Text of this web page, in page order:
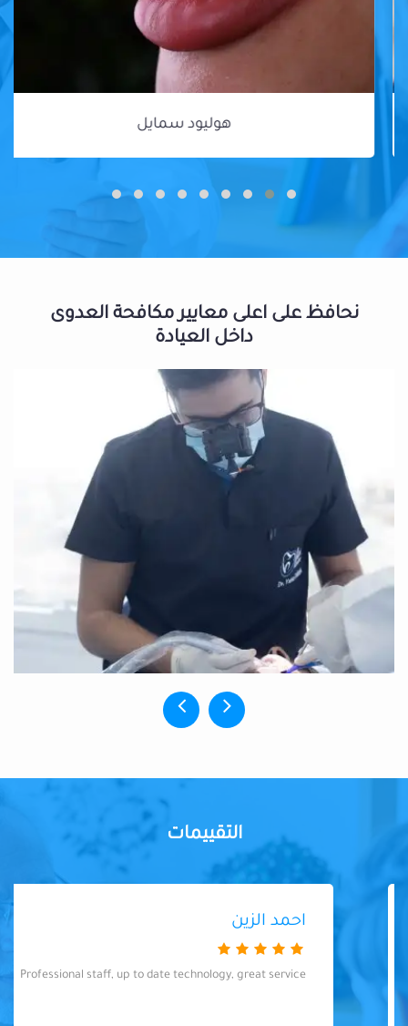
هوليود سمايل
نحافظ على اعلى معايير مكافحة العدوى
داخل العيادة
التقييمات
احمد الزين
Professional staff, up to date technology, great service